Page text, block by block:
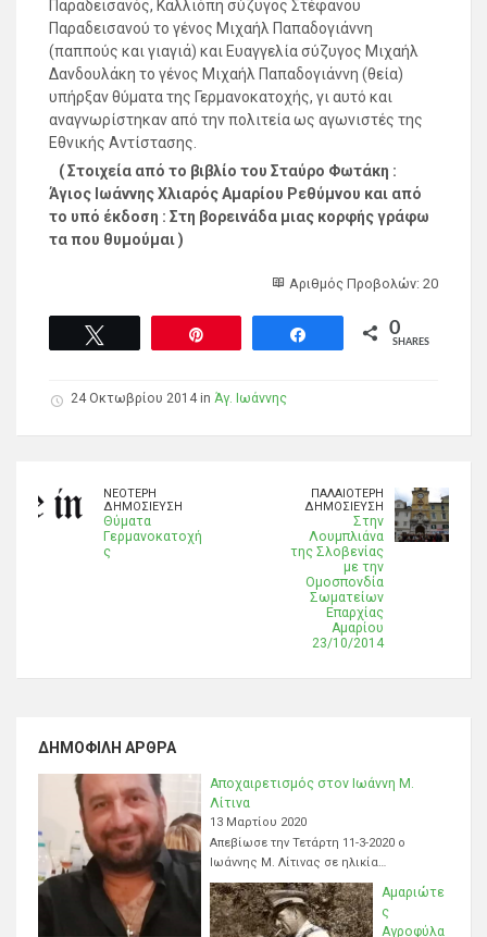
Παραδεισανός, Καλλιόπη σύζυγος Στέφανου
Παραδεισανού το γένος Μιχαήλ Παπαδογιάννη
(παππούς και γιαγιά) και Ευαγγελία σύζυγος Μιχαήλ
Δανδουλάκη το γένος Μιχαήλ Παπαδογιάννη (θεία)
υπήρξαν θύματα της Γερμανοκατοχής, γι αυτό και
αναγνωρίστηκαν από την πολιτεία ως αγωνιστές της
Εθνικής Αντίστασης.
( Στοιχεία από το βιβλίο του Σταύρο Φωτάκη :
Άγιος Ιωάννης Χλιαρός Αμαρίου Ρεθύμνου και από
το υπό έκδοση : Στη βορεινάδα μιας κορφής γράφω
τα που θυμούμαι )
Αριθμός Προβολών: 20
0
SHARES
24 Οκτωβρίου 2014 in Άγ. Ιωάννης
ΝΕΌΤΕΡΗ
ΔΗΜΟΣΊΕΥΣΗ
Θύματα
Γερμανοκατοχή
ς
ΠΑΛΑΙΌΤΕΡΗ
ΔΗΜΟΣΊΕΥΣΗ
Στην
Λουμπλιάνα
της Σλοβενίας
με την
Ομοσπονδία
Σωματείων
Επαρχίας
Αμαρίου
23/10/2014
ΔΗΜΟΦΙΛΉ ΆΡΘΡΑ
Αποχαιρετισμός στον Ιωάννη Μ.
Λίτινα
13 Μαρτίου 2020
Απεβίωσε την Τετάρτη 11-3-2020 ο
Ιωάννης Μ. Λίτινας σε ηλικία…
Αμαριώτε
ς
Αγροφύλα